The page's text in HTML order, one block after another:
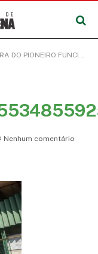
FUNCIONA EM LOCAL PROVISÓRIO DURANTE OBRAS DE REQUALIFICAÇÃO
Nenhum comentário